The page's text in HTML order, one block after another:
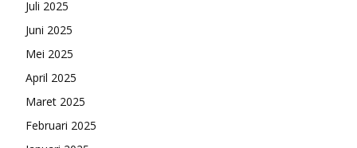
Juli 2025
Juni 2025
Mei 2025
April 2025
Maret 2025
Februari 2025